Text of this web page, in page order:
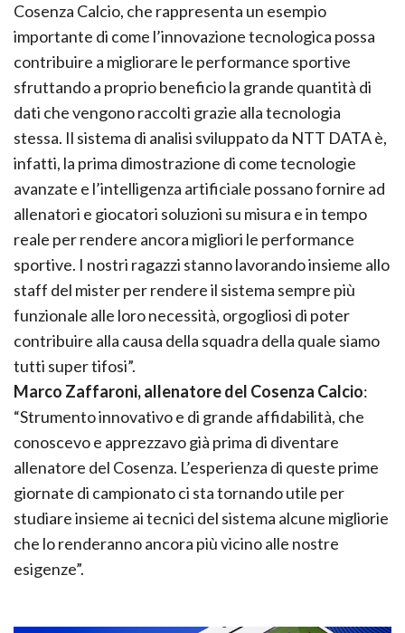
Cosenza Calcio, che rappresenta un esempio
importante di come l’innovazione tecnologica possa
contribuire a migliorare le performance sportive
sfruttando a proprio beneficio la grande quantità di
dati che vengono raccolti grazie alla tecnologia
stessa. Il sistema di analisi sviluppato da NTT DATA è,
infatti, la prima dimostrazione di come tecnologie
avanzate e l’intelligenza artificiale possano fornire ad
allenatori e giocatori soluzioni su misura e in tempo
reale per rendere ancora migliori le performance
sportive. I nostri ragazzi stanno lavorando insieme allo
staff del mister per rendere il sistema sempre più
funzionale alle loro necessità, orgogliosi di poter
contribuire alla causa della squadra della quale siamo
tutti super tifosi”.
Marco Zaffaroni, allenatore del Cosenza Calcio:
“Strumento innovativo e di grande affidabilità, che
conoscevo e apprezzavo già prima di diventare
allenatore del Cosenza. L’esperienza di queste prime
giornate di campionato ci sta tornando utile per
studiare insieme ai tecnici del sistema alcune migliorie
che lo renderanno ancora più vicino alle nostre
esigenze”.